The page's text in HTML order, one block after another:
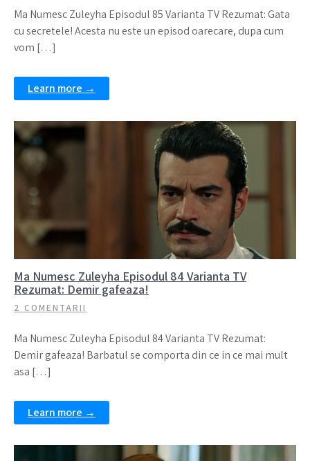
Ma Numesc Zuleyha Episodul 85 Varianta TV Rezumat: Gata
cu secretele! Acesta nu este un episod oarecare, dupa cum
vom […]
Learn more →
Ma Numesc Zuleyha Episodul 84 Varianta TV
Rezumat: Demir gafeaza!
2 COMENTARII
Ma Numesc Zuleyha Episodul 84 Varianta TV Rezumat:
Demir gafeaza! Barbatul se comporta din ce in ce mai mult
asa […]
Learn more →